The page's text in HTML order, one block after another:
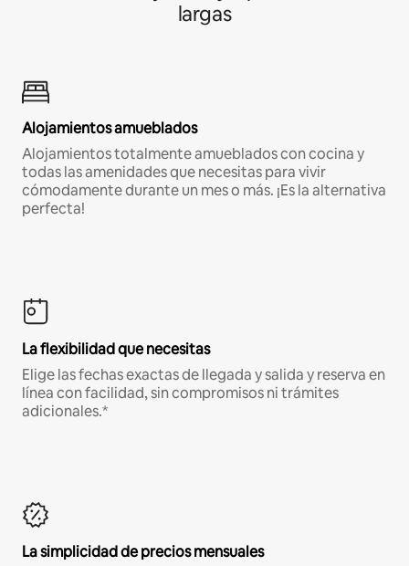
largas
Alojamientos amueblados
Alojamientos totalmente amueblados con cocina y
todas las amenidades que necesitas para vivir
cómodamente durante un mes o más. ¡Es la alternativa
perfecta!
La flexibilidad que necesitas
Elige las fechas exactas de llegada y salida y reserva en
línea con facilidad, sin compromisos ni trámites
adicionales.*
La simplicidad de precios mensuales